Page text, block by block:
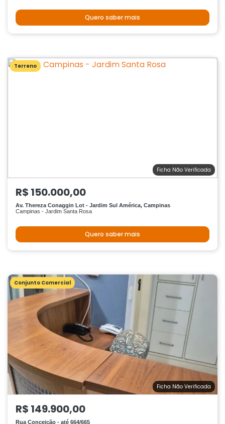
Quero saber mais
Terreno
Ficha Não Verificada
R$ 150.000,00
Av. Thereza Conaggin Lot - Jardim Sul América, Campinas
Campinas - Jardim Santa Rosa
Quero saber mais
Conjunto Comercial
Ficha Não Verificada
R$ 149.900,00
Rua Conceição - até 664/665